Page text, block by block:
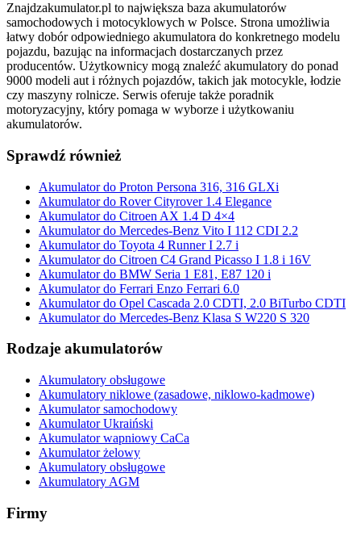
Znajdzakumulator.pl to największa baza akumulatorów
samochodowych i motocyklowych w Polsce. Strona umożliwia
łatwy dobór odpowiedniego akumulatora do konkretnego modelu
pojazdu, bazując na informacjach dostarczanych przez
producentów. Użytkownicy mogą znaleźć akumulatory do ponad
9000 modeli aut i różnych pojazdów, takich jak motocykle, łodzie
czy maszyny rolnicze. Serwis oferuje także poradnik
motoryzacyjny, który pomaga w wyborze i użytkowaniu
akumulatorów.
Sprawdź również
Akumulator do Proton Persona 316, 316 GLXi
Akumulator do Rover Cityrover 1.4 Elegance
Akumulator do Citroen AX 1.4 D 4×4
Akumulator do Mercedes-Benz Vito I 112 CDI 2.2
Akumulator do Toyota 4 Runner I 2.7 i
Akumulator do Citroen C4 Grand Picasso I 1.8 i 16V
Akumulator do BMW Seria 1 E81, E87 120 i
Akumulator do Ferrari Enzo Ferrari 6.0
Akumulator do Opel Cascada 2.0 CDTI, 2.0 BiTurbo CDTI
Akumulator do Mercedes-Benz Klasa S W220 S 320
Rodzaje akumulatorów
Akumulatory obsługowe
Akumulatory niklowe (zasadowe, niklowo-kadmowe)
Akumulator samochodowy
Akumulator Ukraiński
Akumulator wapniowy CaCa
Akumulator żelowy
Akumulatory obsługowe
Akumulatory AGM
Firmy